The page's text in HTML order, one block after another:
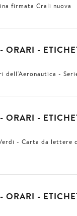
firmata Crali nuova
ORARI -
dell'Aeronautica -
ORARI -
- Carta da lettere
ORARI -